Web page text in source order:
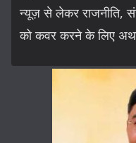
न्यूज़ से लेकर राजनीति,
को कवर करने के लिए